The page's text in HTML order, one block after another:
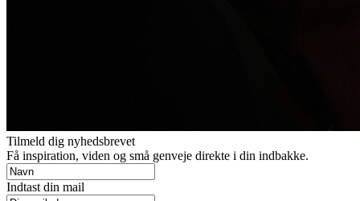
Tilmeld dig nyhedsbrevet
Få inspiration, viden og små genveje direkte i din indbakke.
Indtast din mail